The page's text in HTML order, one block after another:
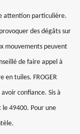
attention particulière.
des dégâts sur
mouvements peuvent
de faire appel à
en tuiles. FROGER
confiance. Sis à
49400. Pour une